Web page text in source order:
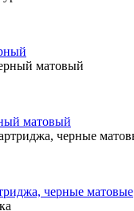
матовый
черные матовые